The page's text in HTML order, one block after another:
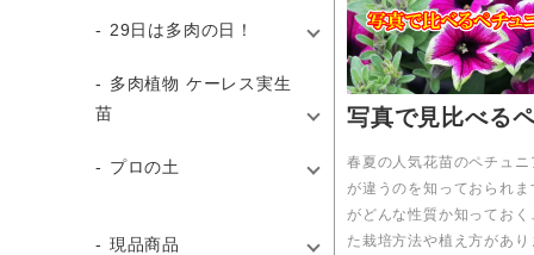
写真で見比べる
春夏の人気花苗のペチュ
が違うのを知っておられ
がどんな性質か知ってお
た栽培方法や植え方があ
29日は多肉の日！
多肉植物 ケーレス実生
苗
プロの土
現品商品